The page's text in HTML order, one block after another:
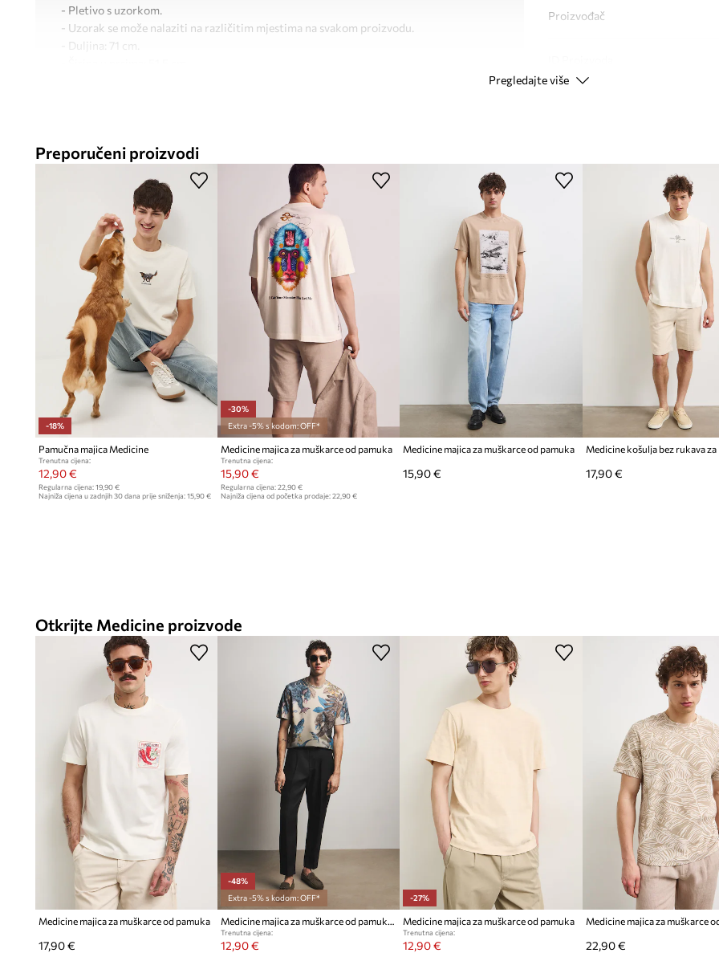
- Pletivo s uzorkom.
- Uzorak se može nalaziti na različitim mjestima na svakom proizvodu.
- Duljina: 71 cm.
Proizvođač
Pregledajte više
Preporučeni proizvodi
-18%
Pamučna majica Medicine
Trenutna cijena:
12,90 €
Regularna cijena: 19,90 €
Najniža cijena u zadnjih 30 dana prije sniženja: 15,90 €
-30%
Extra -5% s kodom: OFF*
Medicine majica za muškarce od pamuka
Trenutna cijena:
15,90 €
Regularna cijena:22,90 €
Najniža cijena od početka prodaje:22,90 €
Medicine majica za muškarce od pamuka
15,90 € 17,90 €
Otkrijte Medicine proizvode
Medicine majica za muškarce od pamuka
17,90 €
-48%
Extra -5% s kodom: OFF*
Trenutna cijena:
12,90 €
-27%
Medicine majica za muškarce od pamuka
Trenutna cijena:
12,90 €
Medicine majica za muškarce
22,90 €